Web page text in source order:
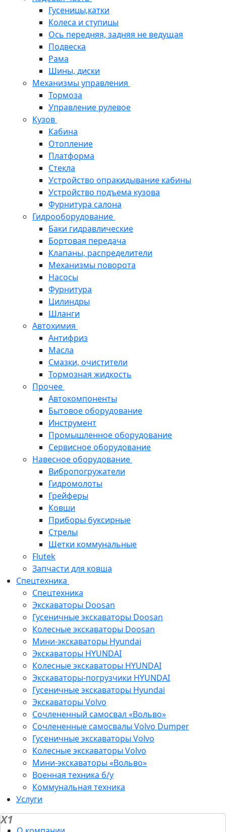
Гусеницы,катки
Колеса и ступицы
Ось передняя, задняя не ведущая
Подвеска
Рама
Шины, диски
Механизмы управления
Тормоза
Управление рулевое
Кузов
Кабина
Отопление
Платформа
Стекла
Устройство опракидывание кабины
Устройство подъема кузова
Фурнитура салона
Гидрооборудование
Баки гидравлические
Бортовая передача
Клапаны, распределители
Механизмы поворота
Насосы
Фурнитура
Цилиндры
Шланги
Автохимия
Антифриз
Масла
Смазки, очистители
Тормозная жидкость
Прочее
Автокомпоненты
Бытовое оборудование
Инструмент
Промышленное оборудование
Сервисное оборудование
Навесное оборудование
Вибропогружатели
Гидромолоты
Грейферы
Ковши
Приборы буксирные
Стрелы
Щетки коммунальные
Flutek
Запчасти для ковша
Спецтехника
Спецтехника
Экскаваторы Doosan
Гусеничные экскаваторы Doosan
Колесные экскаваторы Doosan
Мини-экскаваторы Hyundai
Экскаваторы HYUNDAI
Колесные экскаваторы HYUNDAI
Экскаваторы-погрузчики HYUNDAI
Гусеничные экскаваторы Hyundai
Экскаваторы Volvo
Сочлененный самосвал «Вольво»
Сочлененные самосвалы Volvo Dumper
Гусеничные экскаваторы Volvo
Колесные экскаваторы Volvo
Мини-экскаваторы «Вольво»
Военная техника б/у
Коммунальная техника
Услуги
X1